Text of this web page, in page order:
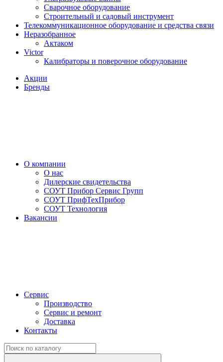
Сварочное оборудование
Строительный и садовый инструмент
Телекоммуникационное оборудование и средства связи
Неразобранное
Актаком
Victor
Калибраторы и поверочное оборудование
Акции
Бренды
О компании
О нас
Дилерские свидетельства
СОУТ Прибор Сервис Групп
СОУТ ПрифТехПрибор
СОУТ Технология
Вакансии
Сервис
Производство
Сервис и ремонт
Доставка
Контакты